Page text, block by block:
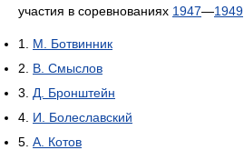
участия в соревнованиях 1947—1949
1. М. Ботвинник
2. В. Смыслов
3. Д. Бронштейн
4. И. Болеславский
5. А. Котов